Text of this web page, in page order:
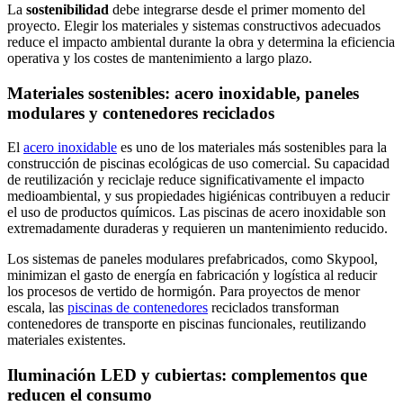
La sostenibilidad debe integrarse desde el primer momento del
proyecto. Elegir los materiales y sistemas constructivos adecuados
reduce el impacto ambiental durante la obra y determina la eficiencia
operativa y los costes de mantenimiento a largo plazo.
Materiales sostenibles: acero inoxidable, paneles
modulares y contenedores reciclados
El acero inoxidable es uno de los materiales más sostenibles para la
construcción de piscinas ecológicas de uso comercial. Su capacidad
de reutilización y reciclaje reduce significativamente el impacto
medioambiental, y sus propiedades higiénicas contribuyen a reducir
el uso de productos químicos. Las piscinas de acero inoxidable son
extremadamente duraderas y requieren un mantenimiento reducido.
Los sistemas de paneles modulares prefabricados, como Skypool,
minimizan el gasto de energía en fabricación y logística al reducir
los procesos de vertido de hormigón. Para proyectos de menor
escala, las piscinas de contenedores reciclados transforman
contenedores de transporte en piscinas funcionales, reutilizando
materiales existentes.
Iluminación LED y cubiertas: complementos que
reducen el consumo